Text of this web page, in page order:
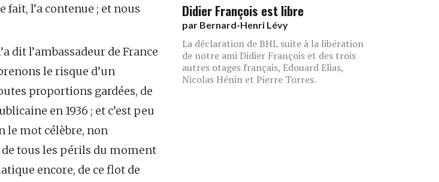
l’a contenue ; et nous
dit l’ambassadeur de France
le risque d’un
proportions gardées, de
en 1936 ; et c’est peu
le mot célèbre, non
tous les périls du moment
encore, de ce flot de
Didier François est libre
par Bernard-Henri Lévy
La déclaration de BHL suite à la libération
de notre ami Didier François et des trois
autres otages français, Edouard Elias,
Nicolas Hénin et Pierre Torres.